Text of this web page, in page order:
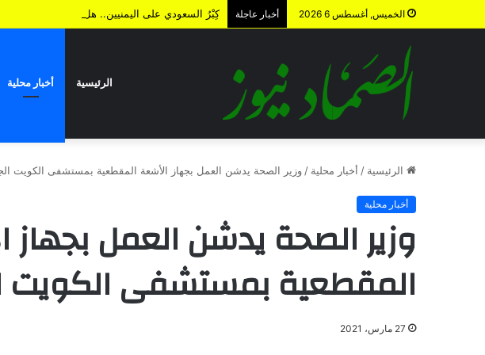
الخميس, أغسطس 6 2026 أخبار عاجلة كِبْرُ السعودي على اليمنيين.. هل من نهاية؟!
الرئيسية أخبار محلية
الرئيسية / أخبار محلية / وزير الصحة يدشن العمل بجهاز الأشعة المقطعية بمستشفى الكويت
أخبار محلية
وزير الصحة يدشن العمل بجهاز
المقطعية بمستشفى الكويت
27 مارس، 2021